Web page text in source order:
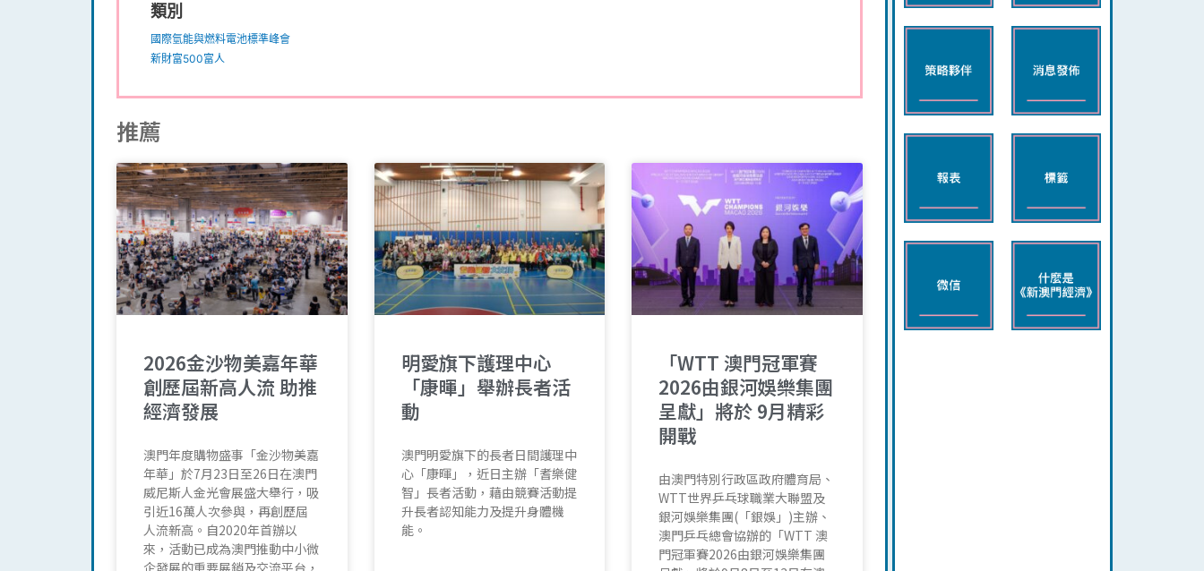
類別
國際氫能與燃料電池標準峰會
新財富500富人
推薦
2026金沙物美嘉年華
創歷屆新高人流 助推
經濟發展
澳門年度購物盛事「金沙物美嘉
年華」於7月23日至26日在澳門
威尼斯人金光會展盛大舉行，吸
引近16萬人次參與，再創歷屆
人流新高。自2020年首辦以
來，活動已成為澳門推動中小微
明愛旗下護理中心
「康暉」舉辦長者活
動
澳門明愛旗下的長者日間護理中
心「康暉」，近日主辦「耆樂健
智」長者活動，藉由競賽活動提
升長者認知能力及提升身體機
能。
「WTT 澳門冠軍賽
2026由銀河娛樂集團
呈獻」將於 9月精彩
開戰
由澳門特別行政區政府體育局、
WTT世界乒乓球職業大聯盟及
銀河娛樂集團(「銀娛」)主辦、
澳門乒乓總會協辦的「WTT 澳
門冠軍賽2026由銀河娛樂集團